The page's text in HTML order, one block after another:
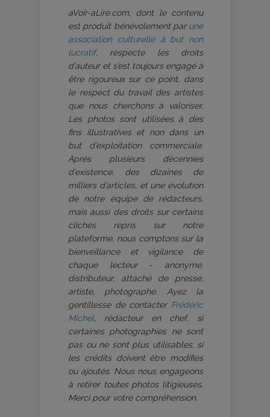
aVoir-aLire.com, dont le contenu
est produit bénévolement par une
association culturelle à but non
lucratif, respecte les droits
d’auteur et s’est toujours engagé à
être rigoureux sur ce point, dans
le respect du travail des artistes
que nous cherchons à valoriser.
Les photos sont utilisées à des
fins illustratives et non dans un
but d’exploitation commerciale.
Après plusieurs décennies
d’existence, des dizaines de
milliers d’articles, et une évolution
de notre équipe de rédacteurs,
mais aussi des droits sur certains
clichés repris sur notre
plateforme, nous comptons sur la
bienveillance et vigilance de
chaque lecteur - anonyme,
distributeur, attaché de presse,
artiste, photographe. Ayez la
gentillesse de contacter Frédéric
Michel, rédacteur en chef, si
certaines photographies ne sont
pas ou ne sont plus utilisables, si
les crédits doivent être modifiés
ou ajoutés. Nous nous engageons
à retirer toutes photos litigieuses.
Merci pour votre compréhension.